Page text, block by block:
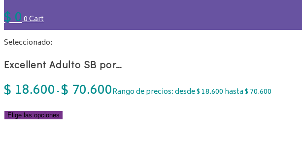
$00Cart
Seleccionado:
Excellent Adulto SB por…
$ 18.600 - $ 70.600Rango de precios: desde $ 18.600 hasta $ 70.600
Elige las opciones